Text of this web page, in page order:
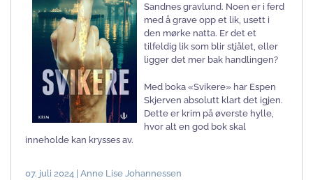
Sandnes gravlund. Noen er i ferd
med å grave opp et lik, usett i
den mørke natta. Er det et
tilfeldig lik som blir stjålet, eller
ligger det mer bak handlingen?
Med boka «Svikere» har Espen
Skjerven absolutt klart det igjen.
Dette er krim på øverste hylle,
hvor alt en god bok skal
inneholde kan krysses av.
07. juli 2024 | Anne Lise Johannessen